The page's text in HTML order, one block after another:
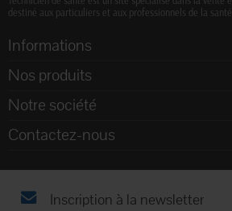
destiné aux particuliers et aux professionnels de la santé.
Informations
Nos produits
Notre société
Contactez-nous
Inscription à la newsletter